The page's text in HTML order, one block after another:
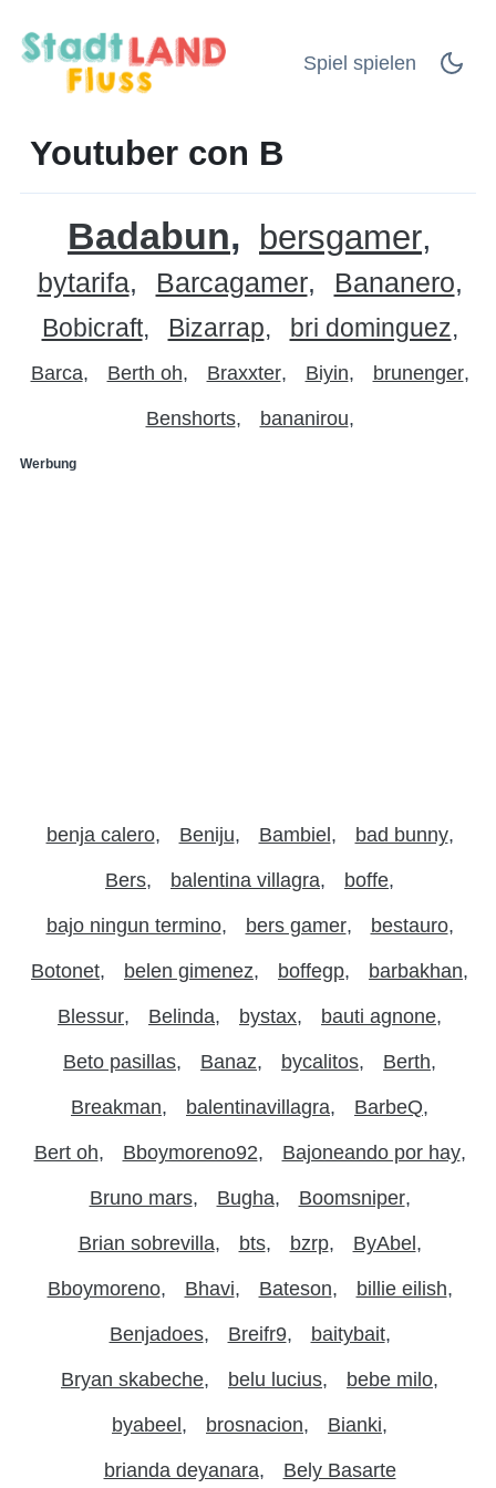
Spiel spielen
Youtuber con B
Badabun bersgamer
bytarifa Barcagamer Bananero
Bobicraft Bizarrap bri dominguez
Barca Berth oh Braxxter Biyin brunenger
Benshorts bananirou
Werbung
benja calero Beniju Bambiel bad bunny
Bers balentina villagra boffe
bajo ningun termino bers gamer bestauro
Botonet belen gimenez boffegp barbakhan
Blessur Belinda bystax bauti agnone
Beto pasillas Banaz bycalitos Berth
Breakman balentinavillagra BarbeQ
Bert oh Bboymoreno92 Bajoneando por hay
Bruno mars Bugha Boomsniper
Brian sobrevilla bts bzrp ByAbel
Bboymoreno Bhavi Bateson billie eilish
Benjadoes Breifr9 baitybait
Bryan skabeche belu lucius bebe milo
byabeel brosnacion Bianki
brianda deyanara Bely Basarte